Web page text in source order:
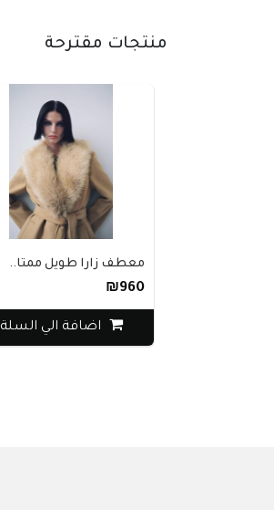
منتجات مقترحة
معطف زارا طويل ممتا..
₪960
اضافة الي السلة